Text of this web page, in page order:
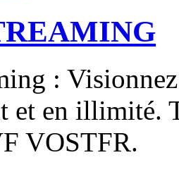
:
et en illimité.
VOSTFR.